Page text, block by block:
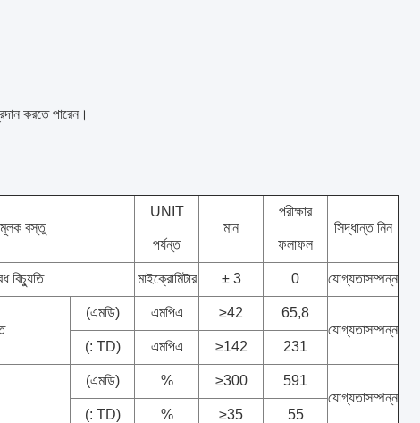
করতে পারেন।
বস্তু
UNIT
পর্যন্ত
মান
পরীক্ষার
ফলাফল
সিদ্ধান্ত নিন
বিচ্যুতি মাইক্রোমিটার ± 3 0 যোগ্যতাসম্পন্ন
(এমডি) এমপিএ ≥42
65,8
যোগ্যতাসম্পন্ন
(: TD)
এমপিএ ≥142 231
(এমডি) % ≥300
591
যোগ্যতাসম্পন্ন
(: TD)
% ≥35 55